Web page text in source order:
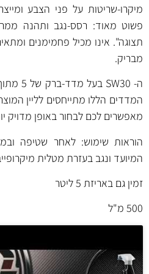
מיקרו-שריטות על פני הצבע
פשוט מאוד: רסס-נגב ותהנה
תצוגה". אינו מכיל פחמימנים
מבריק.
מאפשרים לכם לבחור באופן מדויק
הוראות שימוש: לאחר שטיפה
המיועד ונגב בעזרת מטלית
זמין גם באריזת 5 ליטר
500 מ"ל